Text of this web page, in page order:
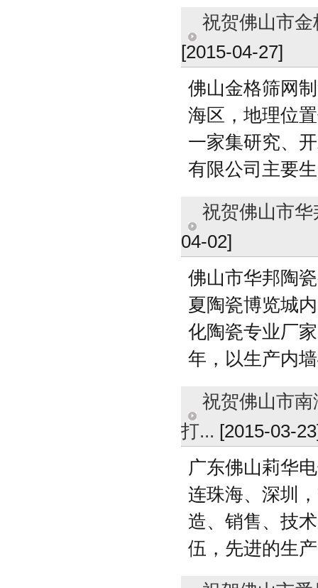
祝贺佛山市
[2015-04-27]
佛山金格筛网
海区，地理位
一家集研究、
有限公司主要
祝贺佛山市
04-02]
佛山市华邦陶
夏陶瓷博览城
化陶瓷专业厂
年，以生产内
祝贺佛山市
打... [2015-03-
广东佛山莉华
连珠海、深圳
造、销售、技
伍，先进的生